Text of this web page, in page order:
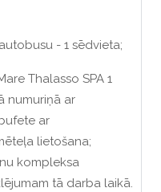
- 1 sēdvieta;
Thalasso SPA 1
numuriņā ar
ar
lietošana;
kompleksa
tā darba laikā.